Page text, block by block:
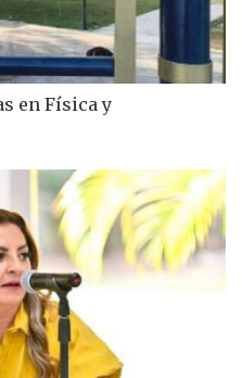
en Física y